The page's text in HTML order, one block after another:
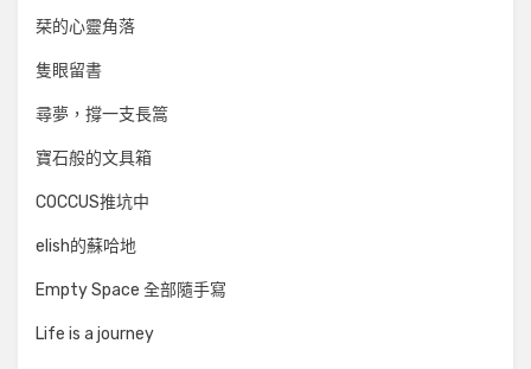
栞的心靈角落
隻眼留書
尋夢，撐一支長篙
寶石般的文具箱
COCCUS推坑中
elish的蘇哈地
Empty Space 全部隨手寫
Life is a journey